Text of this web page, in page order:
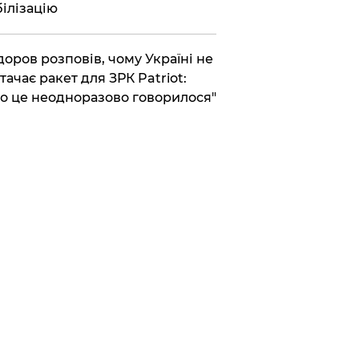
розповів, чому Україні не
ракет для ЗРК Patriot:
це неодноразово говорилося"